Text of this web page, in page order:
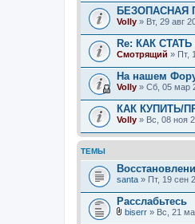
БЕЗОПАСНАЯ
Volly » Вт, 29 авг
Re: КАК
Смотрящий » Пт,
На нашем
Volly » Сб, 05 мар
КАК КУПИТЬ/
Volly » Вс, 08 ноя
ТЕМЫ
santa » Пт, 19 сен
Расслабьтесь
biserr » Вс, 21